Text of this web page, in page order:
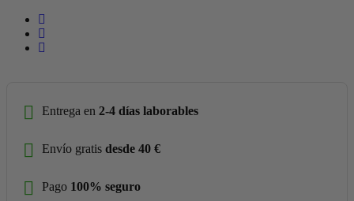
Entrega en 2-4 días laborables
Envío gratis desde 40 €
Pago 100% seguro